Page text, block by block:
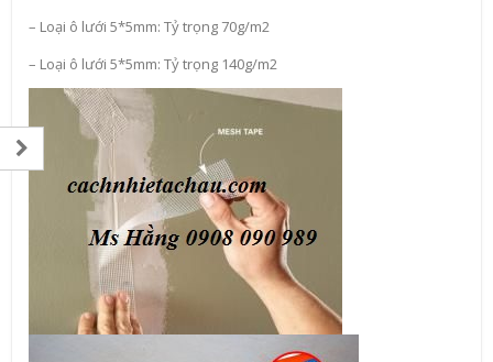
– Loại ô lưới 5*5mm: Tỷ trọng 70g/m2
– Loại ô lưới 5*5mm: Tỷ trọng 140g/m2